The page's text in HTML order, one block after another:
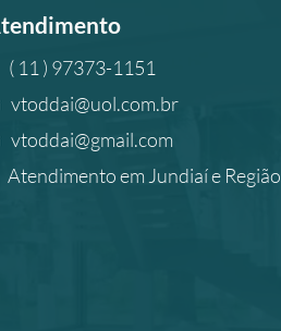
( 11 ) 97373-1151
vtoddai@uol.com.br
vtoddai@gmail.com
Atendimento em Jundiaí e Região